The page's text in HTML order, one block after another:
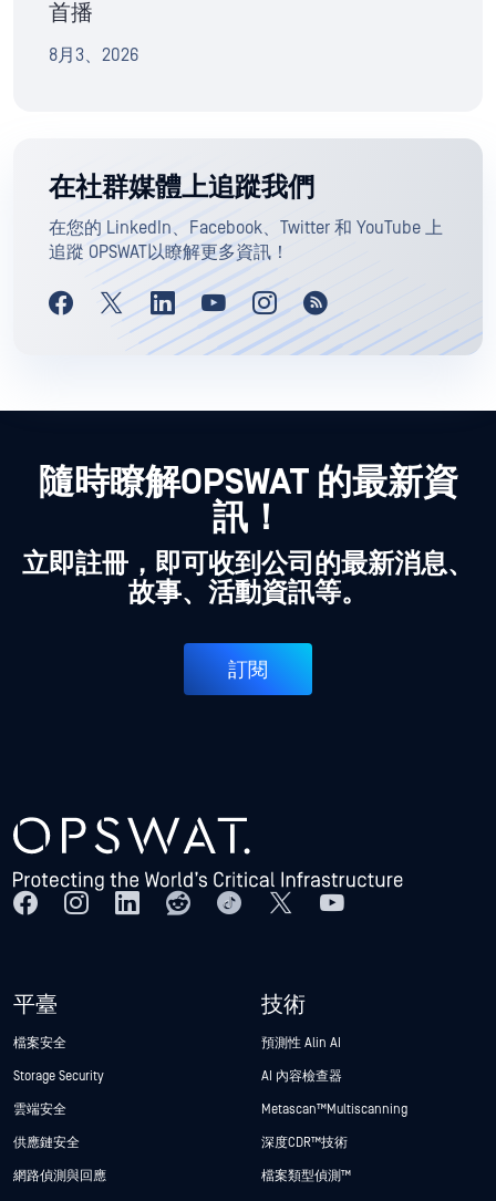
首播
8月3、2026
在社群媒體上追蹤我們
在您的 LinkedIn、Facebook、Twitter 和 YouTube 上
追蹤 OPSWAT以瞭解更多資訊！
隨時瞭解OPSWAT 的最新資
訊！
立即註冊，即可收到公司的最新消息、
故事、活動資訊等。
訂閱
平臺
檔案安全
Storage Security
雲端安全
供應鏈安全
網路偵測與回應
技術
預測性 Alin AI
AI 內容檢查器
Metascan™ Multiscanning
深度CDR™技術
檔案類型偵測™